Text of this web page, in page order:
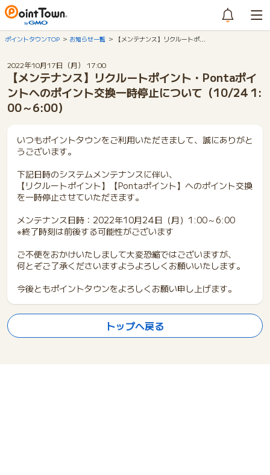
ポイントタウンTOP お知らせ一覧 【メンテナンス】リクルートポ…
2022年10月17日（月） 17:00
【メンテナンス】リクルートポイント・Pontaポイ
ントへのポイント交換一時停止について（10/24 1:
00～6:00）
いつもポイントタウンをご利用いただきまして、誠にありがと
うございます。
下記日時のシステムメンテナンスに伴い、
【リクルートポイント】【Pontaポイント】へのポイント交換
を一時停止させていただきます。
メンテナンス日時：2022年10月24日（月）1:00～6:00
※終了時刻は前後する可能性がございます
ご不便をおかけいたしまして大変恐縮ではございますが、
何とぞご了承くださいますようよろしくお願いいたします。
今後ともポイントタウンをよろしくお願い申し上げます。
トップへ戻る